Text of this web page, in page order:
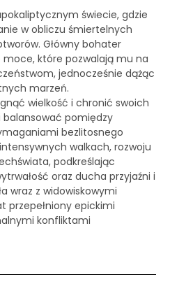
świecie, gdzie
w obliczu śmiertelnych
Główny bohater
moce, które pozwalają mu na
jednocześnie dążąc
marzeń.
wielkość i chronić swoich
pomiędzy
bezlitosnego
walkach, rozwoju
podkreślając
oraz ducha przyjaźni i
wraz z widowiskowymi
przepełniony epickimi
konfliktami